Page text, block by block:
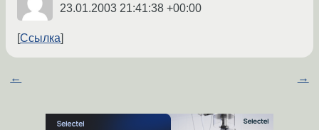
23.01.2003 21:41:38 +00:00
Ссылка
← →